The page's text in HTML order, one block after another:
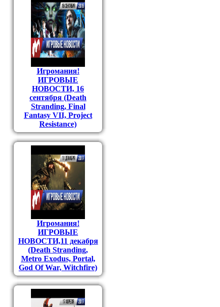
Игромания!
ИГРОВЫЕ
НОВОСТИ, 16
сентября (Death
Stranding, Final
Fantasy VII, Project
Resistance)
Игромания!
ИГРОВЫЕ
НОВОСТИ,11 декабря
(Death Stranding,
Metro Exodus, Portal,
God Of War, Witchfire)